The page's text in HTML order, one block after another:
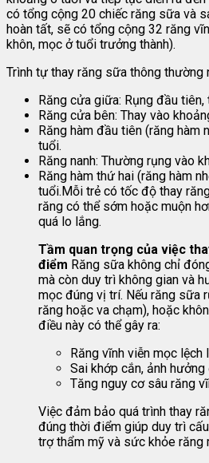
có tổng cộng 20 chiếc răng sữa và
hoàn tất, sẽ có tổng cộng 32 răng
khôn, mọc ở tuổi trưởng thành).
Trình tự thay răng sữa thông thường
Răng cửa giữa: Rụng đầu
Răng cửa bên: Thay vào
Răng hàm đầu tiên (răng hàm
tuổi.
Răng nanh: Thường rụng vào
Răng hàm thứ hai (răng hàm
tuổi.Mỗi trẻ có tốc độ thay
răng có thể sớm hoặc muộn
quá lo lắng.
Tầm quan trọng của việc
điểm Răng sữa không chỉ
mà còn duy trì không gian và
mọc đúng vị trí. Nếu răng sữa
răng hoặc va chạm), hoặc
điều này có thể gây ra:
Răng vĩnh viễn mọc lệch
Sai khớp cắn, ảnh hưởng
Tăng nguy cơ sâu răng
Việc đảm bảo quá trình thay
đúng thời điểm giúp duy trì
trợ thẩm mỹ và sức khỏe răng